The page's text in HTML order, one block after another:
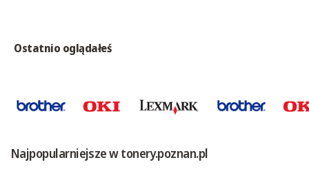
Ostatnio oglądałeś
Najpopularniejsze w tonery.poznan.pl